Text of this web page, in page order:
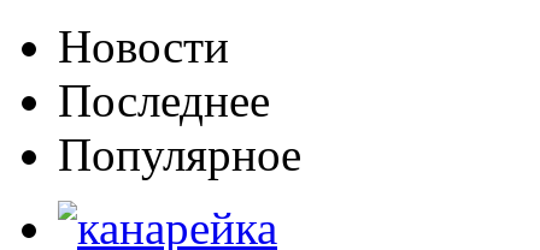
Новости
Последнее
Популярное